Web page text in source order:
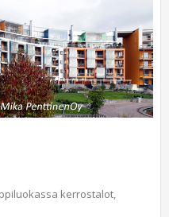
kerrostalot,